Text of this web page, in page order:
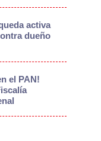
activa
dueño
el PAN!